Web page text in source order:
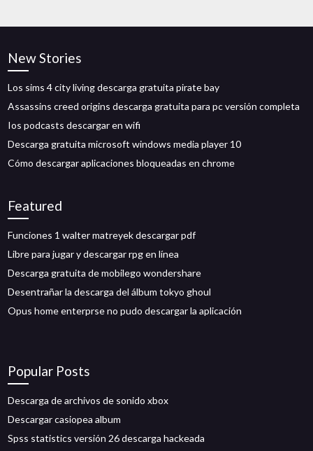
New Stories
Los sims 4 city living descarga gratuita pirate bay
Assassins creed origins descarga gratuita para pc versión completa
Ios podcasts descargar en wifi
Descarga gratuita microsoft windows media player 10
Cómo descargar aplicaciones bloqueadas en chrome
Featured
Funciones 1 walter matreyek descargar pdf
Libre para jugar y descargar rpg en línea
Descarga gratuita de mobilego wondershare
Desentrañar la descarga del álbum tokyo ghoul
Opus home enterprse no pudo descargar la aplicación
Popular Posts
Descarga de archivos de sonido xbox
Descargar casiopea album
Spss statistics versión 26 descarga hackeada